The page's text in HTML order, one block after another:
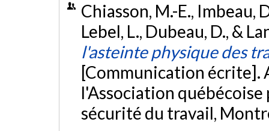
Chiasson, M.-E., Imbeau,
Lebel, L., Dubeau, D., &
l'asteinte physique des
[Communication écrite].
l'Association québécoise
sécurité du travail,